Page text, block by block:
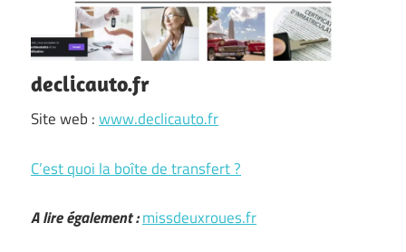
declicauto.fr
Site web :www.declicauto.fr
C’est quoi la boîte de transfert ?
A lire également :missdeuxroues.fr